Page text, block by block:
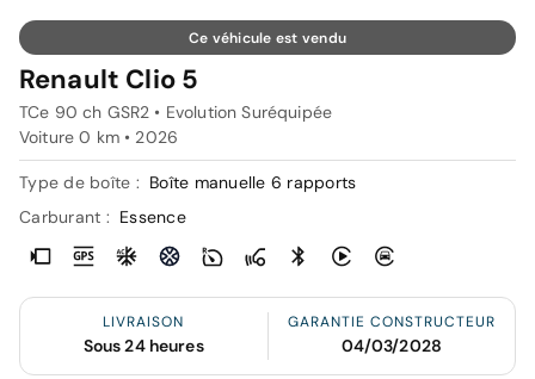
Ce véhicule est vendu
Renault Clio 5
TCe 90 ch GSR2 • Evolution Suréquipée
Voiture 0 km • 2026
Type de boîte : Boîte manuelle 6 rapports
Carburant : Essence
LIVRAISON
Sous 24 heures
GARANTIE CONSTRUCTEUR
04/03/2028